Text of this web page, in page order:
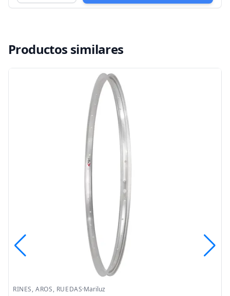
Productos similares
RINES, AROS, RUEDAS·Mariluz